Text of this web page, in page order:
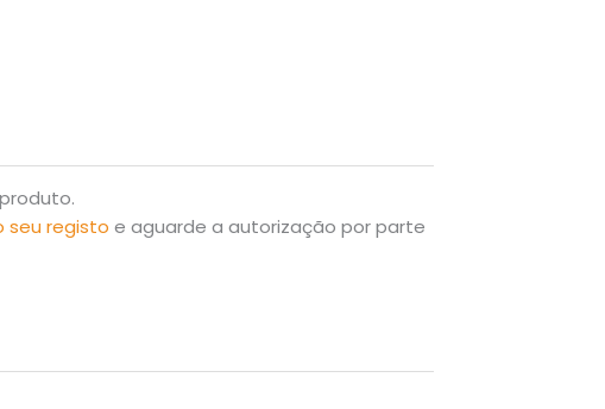
seu registo e aguarde a autorização por parte